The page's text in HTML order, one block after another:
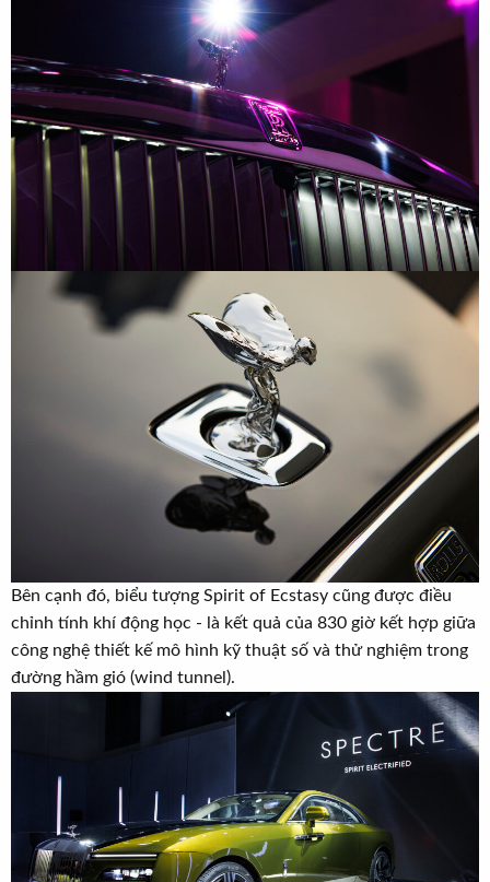
Bên cạnh đó, biểu tượng Spirit of Ecstasy cũng được điều
chỉnh tính khí động học - là kết quả của 830 giờ kết hợp giữa
công nghệ thiết kế mô hình kỹ thuật số và thử nghiệm trong
đường hầm gió (wind tunnel).